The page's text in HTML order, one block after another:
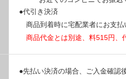
●代引き決済
商品到着時に宅配業者にお支払
商品代金とは別途、料515円、
●先払い決済の場合、ご入金確認